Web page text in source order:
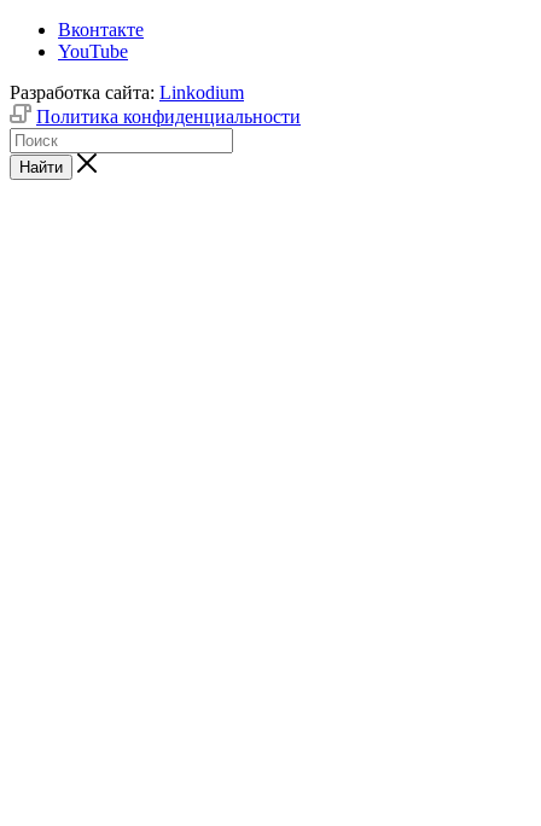
Вконтакте
YouTube
Разработка сайта: Linkodium
Политика конфиденциальности
Найти